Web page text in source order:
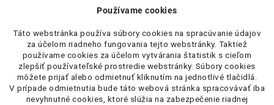
Používame cookies
Táto webstránka používa súbory cookies na spracúvanie údajov
za účelom riadneho fungovania tejto webstránky. Taktiež
používame cookies za účelom vytvárania štatistik s cieľom
zlepšiť používateľské prostredie webstránky. Súbory cookies
môžete prijať alebo odmietnuť kliknutím na jednotlivé tlačidlá.
V prípade odmietnutia bude táto webová stránka spracovávať iba
nevyhnutné cookies, ktoré slúžia na zabezpečenie riadnej